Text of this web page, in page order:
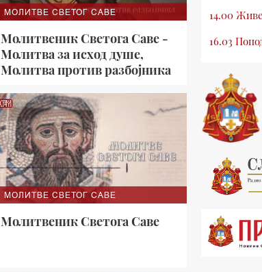
МОЛИТВЕ СВЕТОГ САВЕ
Молитвеник Светога Саве -
Молитва за исход душе,
Молитва против разбојника
МОЛИТВЕ СВЕТОГ САВЕ
Молитвеник Светога Саве
14.00
16.03
19.03
19.30
20.00
20.15 Реч
20.30
21.03 Гугл
22.03